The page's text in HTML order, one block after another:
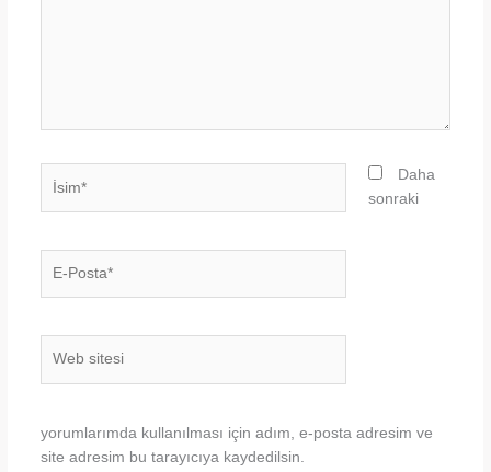
Posta*
Daha
sonraki
yorumlarımda kullanılması için adım, e-posta adresim ve
site adresim bu tarayıcıya kaydedilsin.